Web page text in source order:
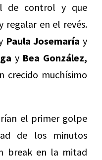
de control y que
regalar en el revés.
Paula Josemaría y
y Bea González,
crecido muchísimo
el primer golpe
de los minutos
break en la mitad